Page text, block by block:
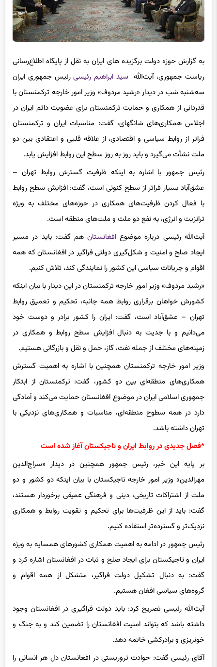
به گزارش حوزه دولت برگزیده های ایران به نقل از پایگاه اطلاع‌رسانی
ریاست جمهوری، آیت‌الله سید ابراهیم رئیسیرئیس جمهوری ایران
سه‌شنبه شب در دیدار «رشید مردوف» وزیر امور خارجه ترکمنستان با
قدردانی از همکاری و حمایت ترکمنستان برای عضویت دائم ایران در
اجلاس همکاری‌های شانگهای، گفت: مناسبات ایران و ترکمنستان
فراتر از روابط سیاسی و اقتصادی، از علاقه قلبی و اعتقادی بین دو
ملت نشأت می‌گیرد و باید روز به روز سطح این روابط افزایش یابد.
رئیس جمهور با اشاره به اینکه ظرفیت گسترش روابط تهران –
عشق‌آباد بسیار فراتر از سطح کنونی است، گفت: افزایش سطح روابط
با فعال کردن ظرفیت‌های همکاری در حوزه‌های مختلف به ویژه
ترانزیت و انرژی، به نفع دو ملت و ملت‌های منطقه است.
آیت‌الله رئیسی درباره موضوع افغانستانهم گفت: باید در مسیر
ایجاد صلح و امنیت و شکل‌گیری دولتی فراگیر در افغانستان که همه
اقوام و جریانات سیاسی این کشور را نمایندگی کند، تلاش کنیم.
«رشید مردوف» وزیر امور خارجه ترکمنستان در این دیدار با بیان اینکه
کشورش خواهان برقراری روابط همه جانبه، تحکیم و تعمیق روابط
تهران – عشق‌آباد است، گفت: ایران را کشور برادر و دوست خود
می‌دانیم و با جدیت به دنبال افزایش سطح روابط و همکاری در
زمینه‌های مختلف از جمله نفت، گاز، حمل و نقل و بازرگانی هستیم.
وزیر امور خارجه ترکمنستان همچنین با اشاره به اهمیت گسترش
همکاری‌های منطقه‌ای بین دو کشور، گفت: ترکمنستان از ابتکار
جمهوری اسلامی ایران در موضوع افغانستان حمایت می‌کند و آمادگی
دارد در همه سطوح منطقه‌ای، مناسبات و همکاری‌های نزدیکی با
تهران داشته باشد.
*فصل جدیدی در روابط ایران و تاجیکستان آغاز شده است
بر پایه این خبر، رئیس جمهور همچنین در دیدار «سراج‌الدین
مهرالدین» وزیر امور خارجه تاجیکستان با بیان اینکه دو کشور و دو
ملت از اشتراکات تاریخی، دینی و فرهنگی عمیقی برخوردار هستند،
گفت: باید از این ظرفیت‌ها برای تحکیم و تقویت روابط و همکاری‌
نزدیک‌تر و گسترده‌تر استفاده کنیم.
رئیس جمهور در ادامه به اهمیت همکاری کشورهای همسایه به ویژه
ایران و تاجیکستان برای ایجاد صلح و ثبات در افغانستان اشاره کرد و
گفت: به دنبال تشکیل دولت فراگیر، متشکل از همه اقوام و
گروه‌های سیاسی افغان هستیم.
آیت‌الله رئیسی تصریح کرد: باید دولت فراگیری در افغانستان وجود
داشته باشد که بتواند امنیت افغانستان را تضمین کند و به جنگ و
خونریزی و برادرکشی خاتمه دهد.
آقای رئیسی گفت: حوادث تروریستی در افغانستان دل هر انسانی را